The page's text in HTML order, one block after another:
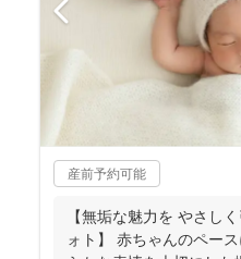
産前予約可能
【無垢な魅力を やさし
ォト】 赤ちゃんのペー